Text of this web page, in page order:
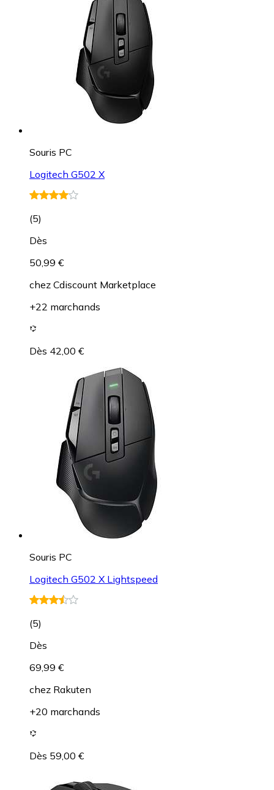
Souris PC
Logitech G502 X
(5)
Dès
50,99 €
chez Cdiscount Marketplace
+22 marchands
Dès 42,00 €
Souris PC
Logitech G502 X Lightspeed
(5)
Dès
69,99 €
chez Rakuten
+20 marchands
Dès 59,00 €